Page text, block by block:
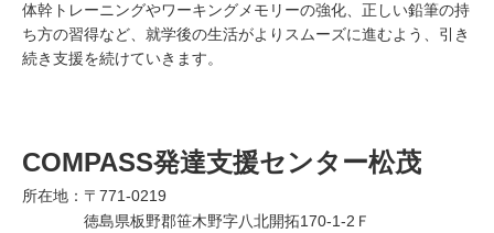
体幹トレーニングやワーキングメモリーの強化、正しい鉛筆の持
ち方の習得など、就学後の生活がよりスムーズに進むよう、引き
続き支援を続けていきます。
COMPASS発達支援センター松茂
所在地：〒771-0219
徳島県板野郡笹木野字八北開拓170-1-2Ｆ